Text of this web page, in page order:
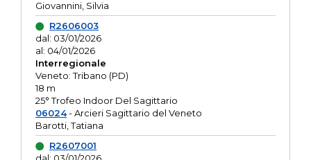
Giovannini, Silvia
R2606003
dal: 03/01/2026
al: 04/01/2026
Interregionale
Veneto: Tribano (PD)
18 m
25° Trofeo Indoor Del Sagittario
06024- Arcieri Sagittario del Veneto
Barotti, Tatiana
R2607001